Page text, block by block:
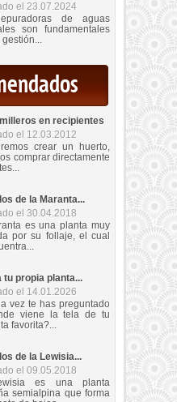
el 23.07.2024
de aguas
son fundamentales
en recipientes
el 12.03.2012
crear un huerto,
comprar directamente
de la Maranta...
el 30.04.2018
es una planta muy
por su follaje, el cual
tu propia planta...
el 14.01.2026
vez te has preguntado
viene la tela de tu
favorita?...
de la Lewisia...
el 09.05.2018
es una planta
semialpina que forma